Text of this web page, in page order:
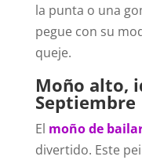
la punta o una
pegue con su
queje.
Moño alto,
Septiembre
El moño de
divertido. Este